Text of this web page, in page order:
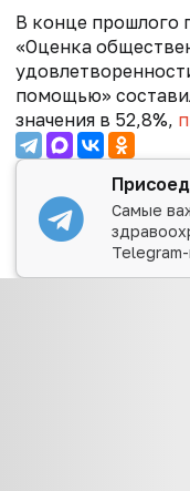
В конце прошлого
«Оценка
помощью»
значения в 52,8%,
Самые